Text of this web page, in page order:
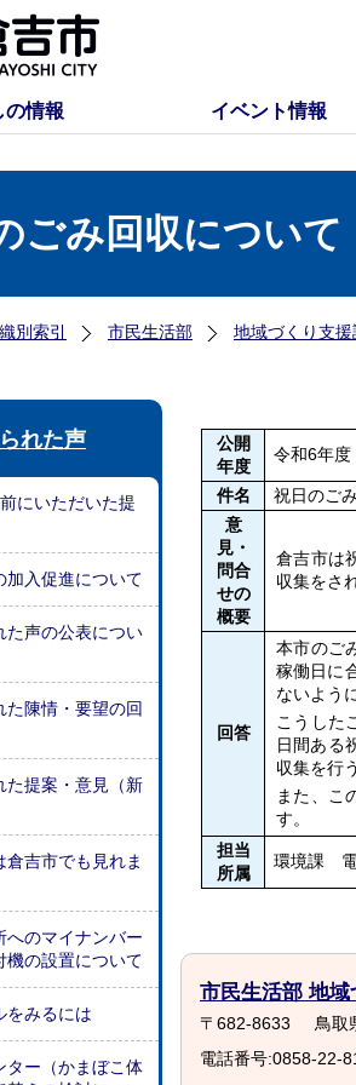
の情報 イベント情報
ごみ回収について
別索引 市民生活部 地域づくり支援
れた声
にいただいた提
加入促進について
た声の公表につい
た陳情・要望の回
た提案・意見（新
倉吉市でも見れま
へのマイナンバー
機の設置について
をみるには
ター（かまぼこ体
公開
年度
令和6年度
件名
祝日のご
意
見・
問合
せの
概要
倉吉市は
収集をさ
回答
本市のご
稼働日に
ないよう
こうした
日間ある
収集を行
また、こ
す。
担当
所属
環境課
市民生活部 地
〒682-8633
鳥取
電話番号:0858-22-